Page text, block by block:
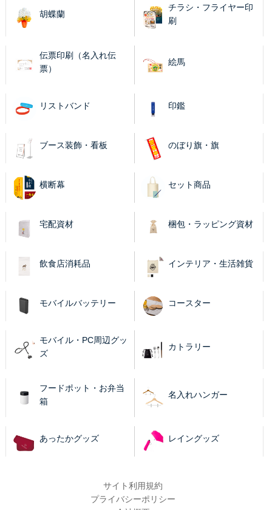
胡蝶蘭
チラシ・フライヤー印
刷
伝票印刷（名入れ伝
票）
絵馬
リストバンド 印鑑
ブース装飾・看板 のぼり旗・旗
横断幕 セット商品
宅配資材 梱包・ラッピング資材
飲食店消耗品 インテリア・生活雑貨
モバイルバッテリー コースター
モバイル・PC周辺グッ
ズ
カトラリー
フードポット・お弁当
箱
名入れハンガー
あったかグッズ レイングッズ
サイト利用規約
プライバシーポリシー